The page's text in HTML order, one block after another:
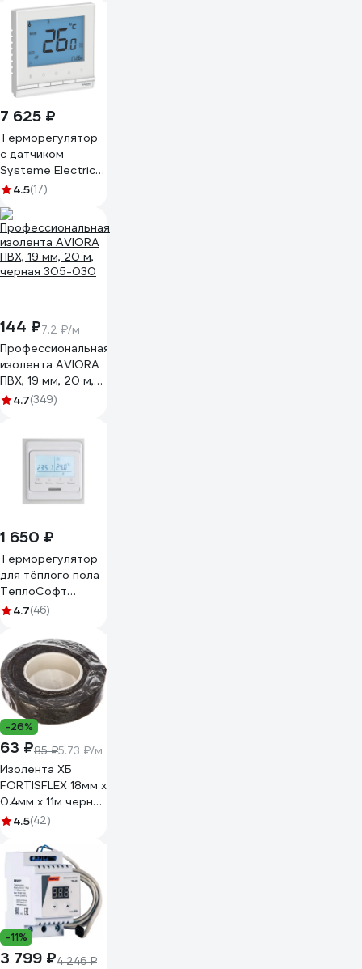
7 625 ₽
Терморегулятор
с датчиком
Systeme Electric
(Schneider
AtlasDesign,
Белый, +5 до
+35C, 16 A
ATN000138
4.5(17)
144 ₽7.2 ₽/м
Профессиональная
изолента AVIORA
ПВХ, 19 мм, 20 м,
черная 305-030
4.7(349)
1 650 ₽
Терморегулятор
для тёплого пола
ТеплоСофт
электронный
51716
4.7(46)
-26%
63 ₽85 ₽5.73 ₽/м
Изолента ХБ
FORTISFLEX 18мм х
0.4мм х 11м черная
71242
4.5(42)
-11%
3 799 ₽4 246 ₽